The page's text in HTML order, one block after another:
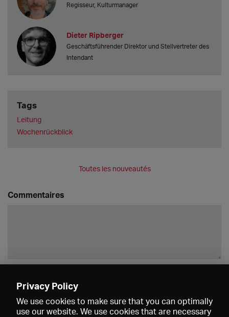
Regisseur, Kulturmanager
Dieter Ripberger
Geschäftsführender Direktor und Stellvertreter des
Intendant
Tags
Leitung
Wochenrückblick
Toutes les nouveautés
Commentaires
Privacy Policy
We use cookies to make sure that you can optimally
use our website. We use cookies that are necessary